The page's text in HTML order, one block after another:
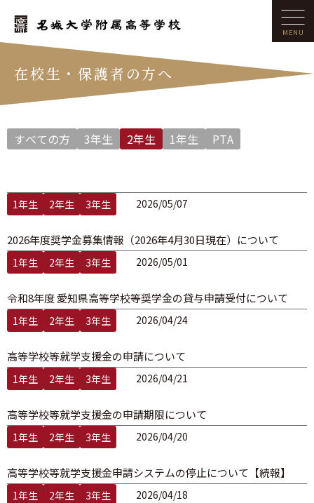
在校生・保護者の方へ
すべての方 3年生 2年生 1年生 PTA
2026年度奨学金募集情報（2026年4月30日現在）について
1年生 2年生 3年生 2026/05/07
令和8年度 愛知県高等学校等奨学金の貸与申請受付について
1年生 2年生 3年生 2026/05/01
高等学校等就学支援金の申請について
1年生 2年生 3年生 2026/04/24
高等学校等就学支援金の申請期限について
1年生 2年生 3年生 2026/04/21
高等学校等就学支援金申請システムの停止について【続報】
1年生 2年生 3年生 2026/04/20
1年生 2年生 3年生 2026/04/18